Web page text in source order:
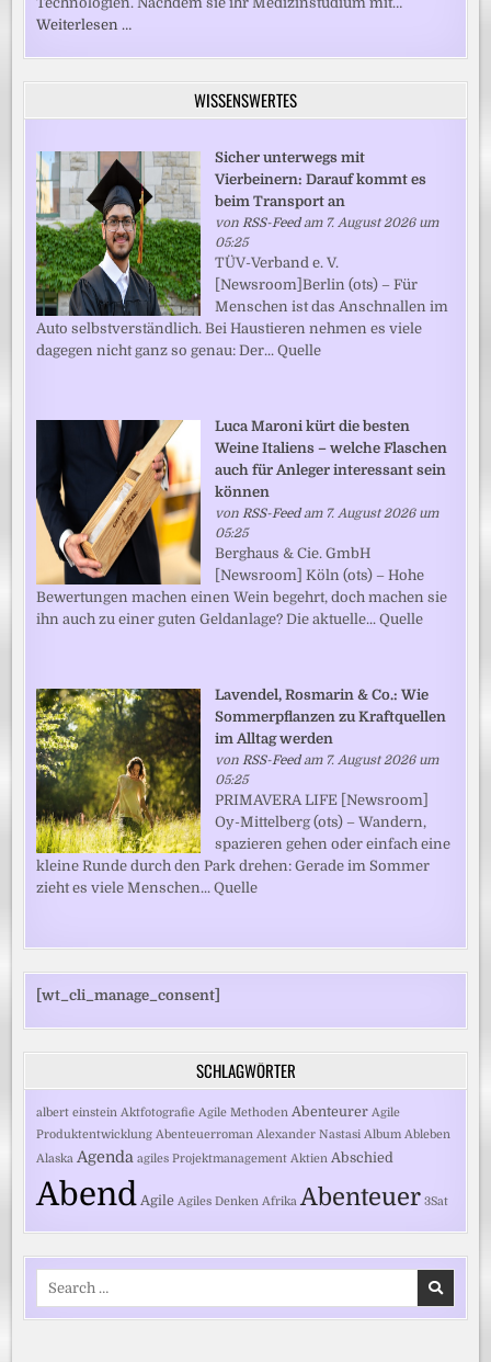
Weiterlesen …
WISSENSWERTES
Sicher unterwegs mit
Vierbeinern: Darauf kommt es
beim Transport an
vonRSS-Feedam 7. August 2026 um
05:25
TÜV-Verband e. V.
[Newsroom]Berlin (ots) – Für
Menschen ist das Anschnallen im
Auto selbstverständlich. Bei Haustieren nehmen es viele
dagegen nicht ganz so genau: Der... Quelle
Luca Maroni kürt die besten
Weine Italiens – welche Flaschen
auch für Anleger interessant sein
können
vonRSS-Feedam 7. August 2026 um
05:25
Berghaus & Cie. GmbH
[Newsroom] Köln (ots) – Hohe
Bewertungen machen einen Wein begehrt, doch machen sie
ihn auch zu einer guten Geldanlage? Die aktuelle... Quelle
Lavendel, Rosmarin & Co.: Wie
Sommerpflanzen zu Kraftquellen
im Alltag werden
vonRSS-Feedam 7. August 2026 um
05:25
PRIMAVERA LIFE [Newsroom]
Oy-Mittelberg (ots) – Wandern,
spazieren gehen oder einfach eine
kleine Runde durch den Park drehen: Gerade im Sommer
zieht es viele Menschen... Quelle
[wt_cli_manage_consent]
SCHLAGWÖRTER
albert einstein Aktfotografie Agile Methoden Abenteurer Agile
Produktentwicklung Abenteuerroman Alexander Nastasi Album Ableben
Alaska Agenda agiles Projektmanagement Aktien Abschied
Abend Agile Agiles Denken Afrika Abenteuer 3Sat
Search